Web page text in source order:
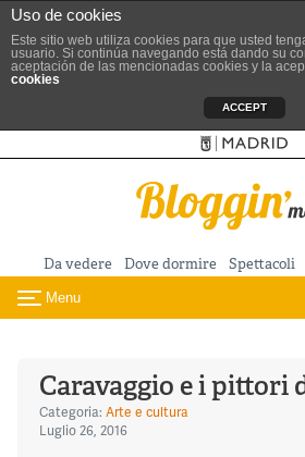
Uso de cookies
Este sitio web utiliza cookies para que usted
usuario. Si continúa navegando está dando su
aceptación de las mencionadas cookies y la
cookies
ACCEPT
Vai al contenuto principale
Da vedere Dove dormire Spettacoli
Toggle navigation
Menu
Caravaggio e i pittori
Categoria: Arte e cultura
Luglio 26, 2016